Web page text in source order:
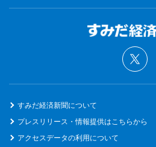
すみだ経済新聞について
プレスリリース・情報提供はこちらから
アクセスデータの利用について